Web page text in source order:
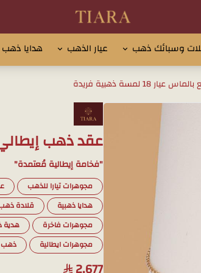
تيارا للذهب والمجوهرات
وسبائك ذهب عيار الذهب هدايا ذهب
لمسة ذهبية فريدة
عقد ذهب إيطالي مرصع
"فخامة إيطالية مُعتمدة"
مجوهرات تيارا للذهب
هدايا ذهبية
قلادة
مجوهرات فاخرة
هدية
مجوهرات ايطالية
ذهب